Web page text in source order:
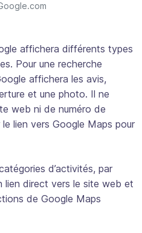
affichera différents types
Pour une recherche
affichera les avis,
et une photo. Il ne
web ni de numéro de
lien vers Google Maps pour
d’activités, par
lien direct vers le site web et
de Google Maps